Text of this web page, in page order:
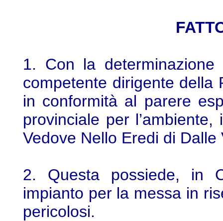
1. Con la
competente dirigente della
in conformità al parere
provinciale per
Vedove Nello Eredi di Dalle
2. Questa possiede, in
impianto per la messa in
pericolosi.